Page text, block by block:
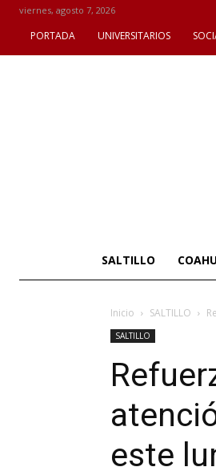
viernes, agosto 7, 2026
PORTADA UNIVERSITARIOS
SALTILLO
Inicio SALTILLO
SALTILLO
este